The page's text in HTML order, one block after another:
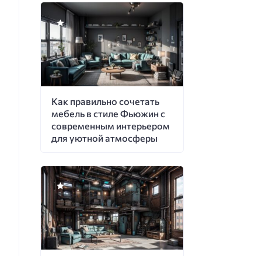
Как правильно сочетать
мебель в стиле Фьюжин с
современным интерьером
для уютной атмосферы